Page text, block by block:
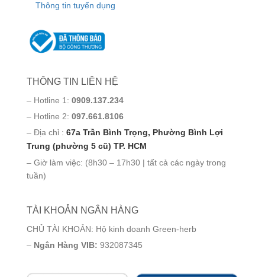
Thông tin tuyển dụng
THÔNG TIN LIÊN HỆ
– Hotline 1: 0909.137.234
– Hotline 2: 097.661.8106
– Địa chỉ : 67a Trần Bình Trọng, Phường Bình Lợi
Trung (phường 5 cũ) TP. HCM
– Giờ làm việc: (8h30 – 17h30 | tất cả các ngày trong
tuần)
TÀI KHOẢN NGÂN HÀNG
CHỦ TÀI KHOẢN: Hộ kinh doanh Green-herb
– Ngân Hàng VIB: 932087345